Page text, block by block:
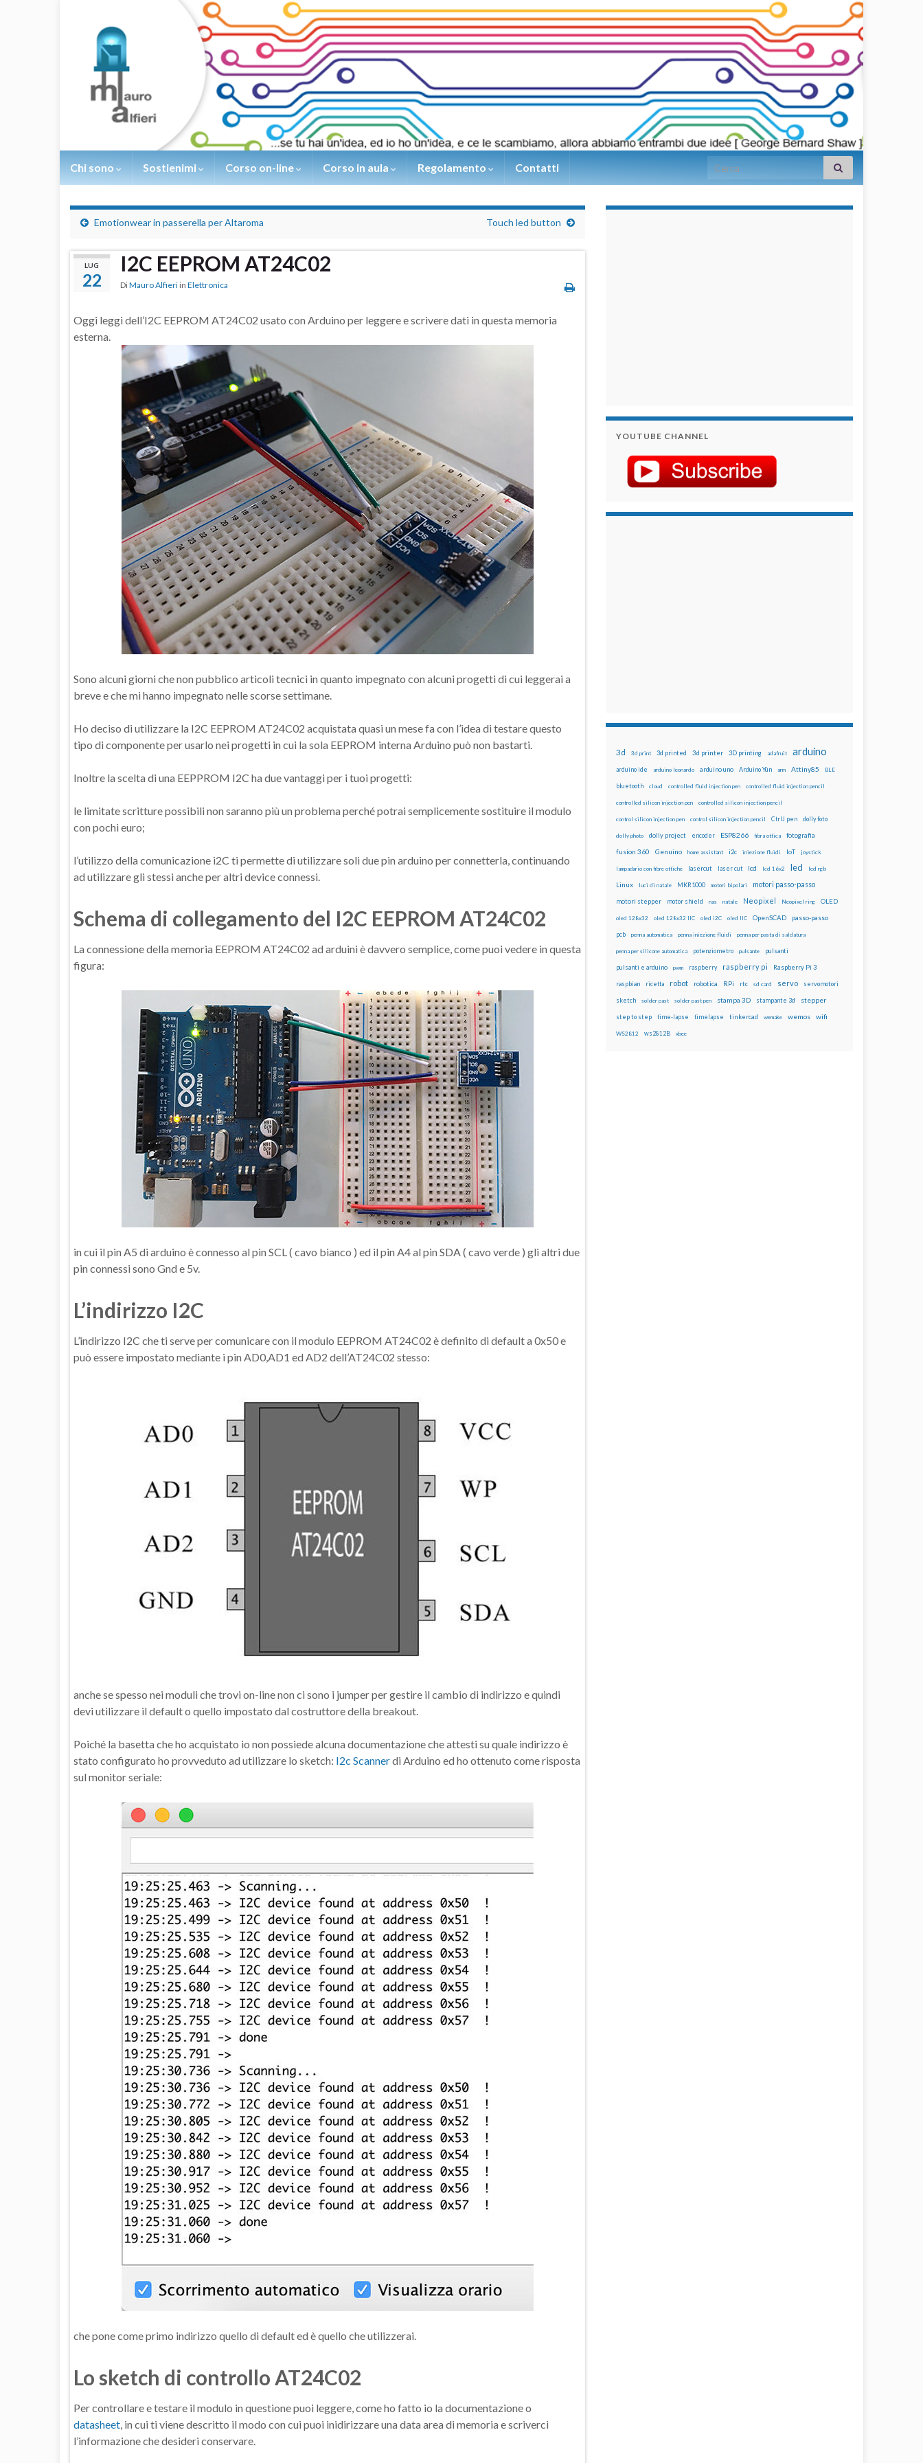
Chi sono Sostienimi Corso on-line Corso in aula Regolamento Contatti Search for:
Emotionwear in passerella per Altaroma Touch led button
LUG
22
I2C EEPROM AT24C02
DiMauro Alfieri in Elettronica
Oggi leggi dell’I2C EEPROM AT24C02 usato con Arduino per leggere e scrivere dati in questa memoria
esterna.
Sono alcuni giorni che non pubblico articoli tecnici in quanto impegnato con alcuni progetti di cui leggerai a
breve e che mi hanno impegnato nelle scorse settimane.
Ho deciso di utilizzare la I2C EEPROM AT24C02 acquistata quasi un mese fa con l’idea di testare questo
tipo di componente per usarlo nei progetti in cui la sola EEPROM interna Arduino può non bastarti.
Inoltre la scelta di una EEPPROM I2C ha due vantaggi per i tuoi progetti:
le limitate scritture possibili non saranno più un problema perché potrai semplicemente sostituire il modulo
con pochi euro;
l’utilizzo della comunicazione i2C ti permette di utilizzare soli due pin arduino per connetterla, continuando
ad utilizzare gli stessi anche per altri device connessi.
Schema di collegamento del I2C EEPROM AT24C02
La connessione della memoria EEPROM AT24C02 ad arduini è davvero semplice, come puoi vedere in questa
figura:
in cui il pin A5 di arduino è connesso al pin SCL ( cavo bianco ) ed il pin A4 al pin SDA ( cavo verde ) gli altri due
pin connessi sono Gnd e 5v.
L’indirizzo I2C
L’indirizzo I2C che ti serve per comunicare con il modulo EEPROM AT24C02 è definito di default a 0x50 e
può essere impostato mediante i pin AD0,AD1 ed AD2 dell’AT24C02 stesso:
anche se spesso nei moduli che trovi on-line non ci sono i jumper per gestire il cambio di indirizzo e quindi
devi utilizzare il default o quello impostato dal costruttore della breakout.
Poiché la basetta che ho acquistato io non possiede alcuna documentazione che attesti su quale indirizzo è
stato configurato ho provveduto ad utilizzare lo sketch: I2c Scannerdi Arduino ed ho ottenuto come risposta
sul monitor seriale:
che pone come primo indirizzo quello di default ed è quello che utilizzerai.
Lo sketch di controllo AT24C02
Per controllare e testare il modulo in questione puoi leggere, come ho fatto io la documentazione o
datasheet, in cui ti viene descritto il modo con cui puoi inidirizzare una data area di memoria e scriverci
l’informazione che desideri conservare.
YOUTUBE CHANNEL
3d 3d print 3d printed 3d printer 3D printing adafruit arduino
arduino ide arduino leonardo arduino uno Arduino Yún arm Attiny85 BLE
bluetooth cloud controlled fluid injection pen controlled fluid injection pencil
controlled silicon injection pen controlled silicon injection pencil
control silicon injection pen control silicon injection pencil CtrlJ pen dolly foto
dolly photo dolly project encoder ESP8266 fibra ottica fotografia
fusion 360 Genuino home assistant i2c iniezione fluidi IoT joystick
lampadario con fibre ottiche lasercut laser cut lcd lcd 16x2 led led rgb
Linux luci di natale MKR1000 motori bipolari motori passo-passo
motori stepper motor shield nas natale Neopixel Neopixel ring OLED
oled 128x32 oled 128x32 IIC oled i2C oled IIC OpenSCAD passo-passo
pcb penna automatica penna iniezione fluidi penna per pasta di saldatura
penna per silicone automatica potenziometro pulsante pulsanti
pulsanti e arduino pwm raspberry raspberry pi Raspberry Pi 3
raspbian ricetta robot robotica RPi rtc sd card servo servomotori
sketch solder past solder past pen stampa 3D stampante 3d stepper
step to step time-lapse timelapse tinkercad wemake wemos wifi
WS2812 ws2812B xbee